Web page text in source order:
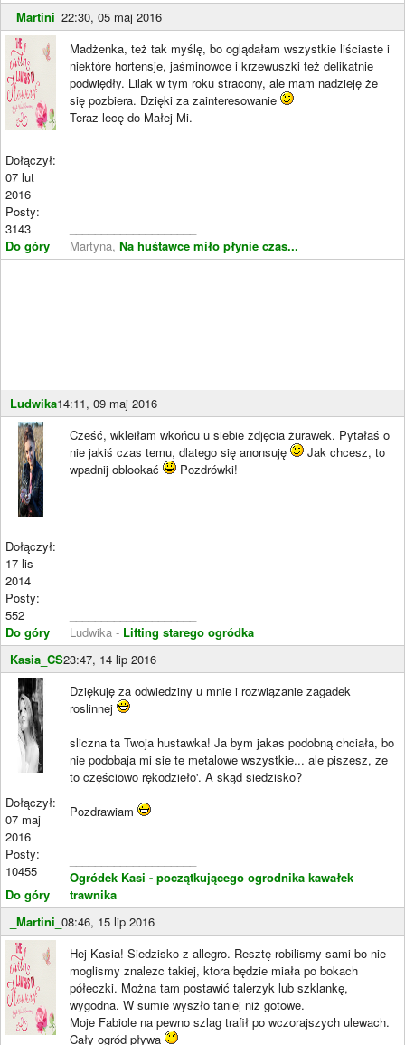
_Martini_ 22:30, 05 maj 2016
Dołączył:
07 lut
2016
Posty:
3143
Do góry
Madżenka, też tak myślę, bo oglądałam wszystkie liściaste i
niektóre hortensje, jaśminowce i krzewuszki też delikatnie
podwiędły. Lilak w tym roku stracony, ale mam nadzieję że
się pozbiera. Dzięki za zainteresowanie
Teraz lecę do Małej Mi.
Martyna, Na huśtawce miło płynie czas...
Ludwika14:11, 09 maj 2016
Dołączył:
17 lis
2014
Posty:
552
Do góry
Cześć, wkleiłam wkońcu u siebie zdjęcia żurawek. Pytałaś o
nie jakiś czas temu, dlatego się anonsuję
Jak chcesz, to
wpadnij oblookać
Pozdrówki!
Ludwika - Lifting starego ogródka
Kasia_CS23:47, 14 lip 2016
Dołączył:
07 maj
2016
Posty:
10455
Do góry
Dziękuję za odwiedziny u mnie i rozwiązanie zagadek
roslinnej
sliczna ta Twoja hustawka! Ja bym jakas podobną chciała, bo
nie podobaja mi sie te metalowe wszystkie... ale piszesz, ze
to częściowo rękodzieło'. A skąd siedzisko?
Pozdrawiam
Ogródek Kasi - początkującego ogrodnika kawałek
trawnika
_Martini_ 08:46, 15 lip 2016
Hej Kasia! Siedzisko z allegro. Resztę robilismy sami bo nie
moglismy znalezc takiej, ktora będzie miała po bokach
półeczki. Można tam postawić talerzyk lub szklankę,
wygodna. W sumie wyszło taniej niż gotowe.
Moje Fabiole na pewno szlag trafił po wczorajszych ulewach.
Cały ogród pływa